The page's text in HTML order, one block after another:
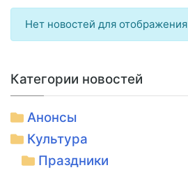
Нет новостей для отображения
Категории новостей
Анонсы
Культура
Праздники